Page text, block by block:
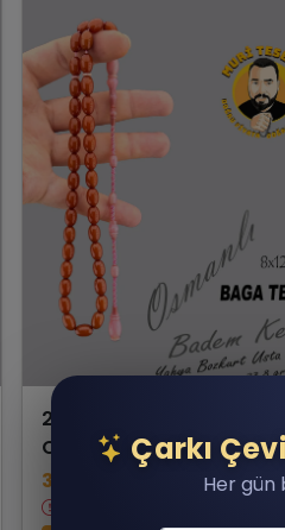
23,8 Gr Yahya Bozkurt
Osmanlı Bağa
35,000.00 TL
Çarkı
Her gün